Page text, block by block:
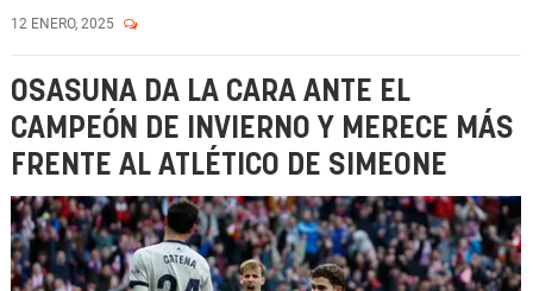
12 ENERO, 2025
OSASUNA DA LA CARA ANTE EL
CAMPEÓN DE INVIERNO Y MERECE MÁS
FRENTE AL ATLÉTICO DE SIMEONE